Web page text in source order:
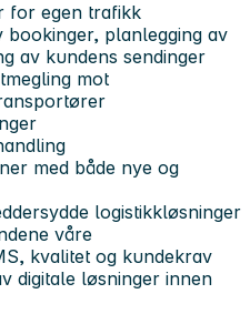
for egen trafikk
bookinger, planlegging av
av kundens sendinger
mot
med både nye og
logistikkløsninger
våre
kvalitet og kundekrav
digitale løsninger innen